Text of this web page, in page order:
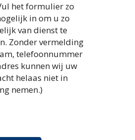
het formulier zo
in om u zo
van dienst te
Zonder vermelding
telefoonnummer
kunnen wij uw
helaas niet in
nemen.)